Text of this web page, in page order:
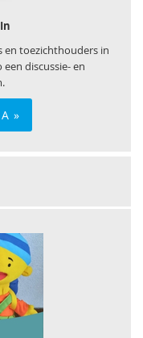
en toezichthouders in
discussie- en
»